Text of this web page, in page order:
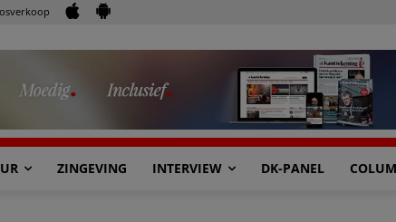
ZINGEVING INTERVIEW DK-PANEL